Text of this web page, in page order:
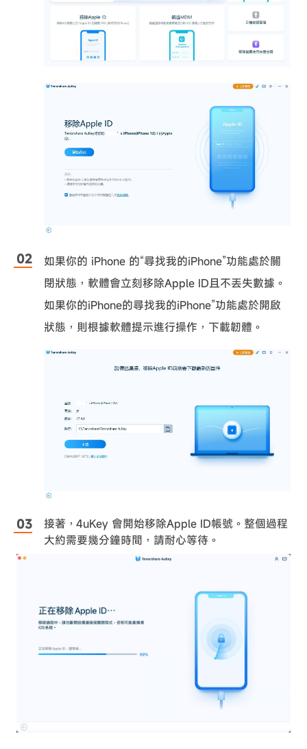
如果你的 iPhone 的“尋找我的iPhone”功能處於關
閉狀態，軟體會立刻移除Apple ID且不丟失數據。
如果你的iPhone的尋找我的iPhone”功能處於開啟
狀態，則根據軟體提示進行操作，下載韌體。
接著，4uKey 會開始移除Apple ID帳號。整個過程
大約需要幾分鐘時間，請耐心等待。